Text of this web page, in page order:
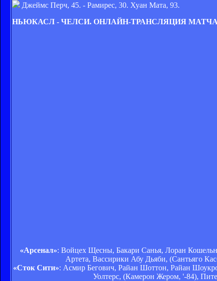
Джеймс Перч, 45. - Рамирес, 30. Хуан Мата, 93.
НЬЮКАСЛ - ЧЕЛСИ. ОНЛАЙН-ТРАНСЛЯЦИЯ
«Арсенал»: Войцех Щесны, Бакари Санья, Лоран
Артета, Вассирики Абу Дьяби, (Сантьяго
«Сток Сити»: Асмир Бегович, Райан Шоттон, Райан
Уолтерс, (Камерон Жером, '-84),